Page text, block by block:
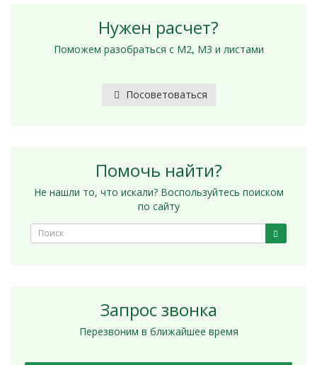
Нужен расчет?
Поможем разобраться с М2, М3 и листами
Посоветоваться
Помочь найти?
Не нашли то, что искали? Воспользуйтесь поиском
по сайту
Запрос звонка
Перезвоним в ближайшее время